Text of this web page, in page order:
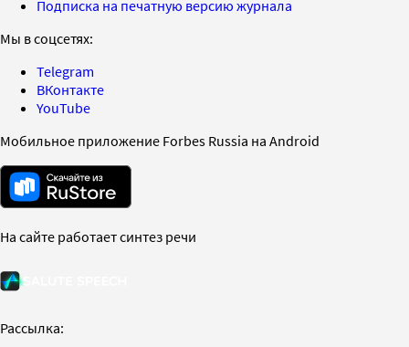
Подписка на печатную версию журнала
Мы в соцсетях:
Telegram
ВКонтакте
YouTube
Мобильное приложение Forbes Russia на Android
На сайте работает синтез речи
Рассылка: